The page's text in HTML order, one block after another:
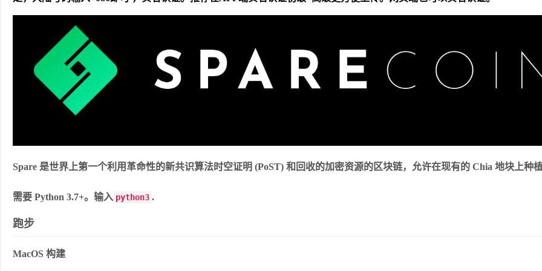
Spare 是世界上第一个利用革命性的新共识算法时空证明 (PoST) 和回收的加密资源的区块链，允许在现有的 Chia 地块上种
需要 Python 3.7+。输入 python3 .
跑步
MacOS 构建